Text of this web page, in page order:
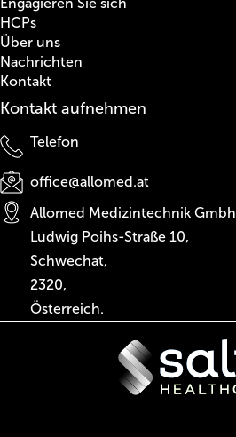
Engagieren Sie sich
HCPs
Über uns
Nachrichten
Kontakt
Kontakt aufnehmen
Telefon
office@allomed.at
Allomed Medizintechnik Gmbh
Ludwig Poihs-Straße 10,
Schwechat,
2320,
Österreich.